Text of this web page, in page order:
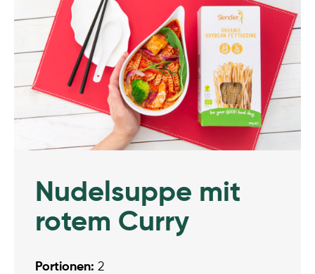
Nudelsuppe mit
rotem Curry
Portionen: 2